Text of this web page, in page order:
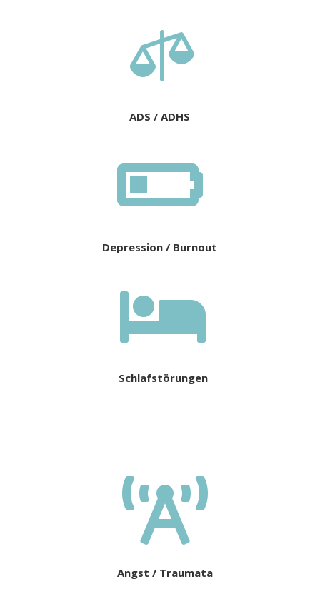

ADS / ADHS

Depression / Burnout

Schlafstörungen

Angst / Traumata